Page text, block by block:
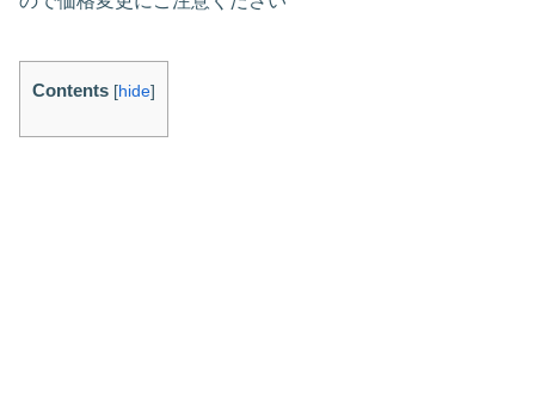
Contents [hide]